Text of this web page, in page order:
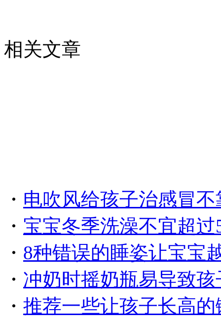
相关文章
・ 电吹风给孩子治感冒不
・ 宝宝冬季洗澡不宜超过
・ 8种错误的睡姿让宝宝
・ 冲奶时摇奶瓶易导致孩
・ 推荐一些让孩子长高